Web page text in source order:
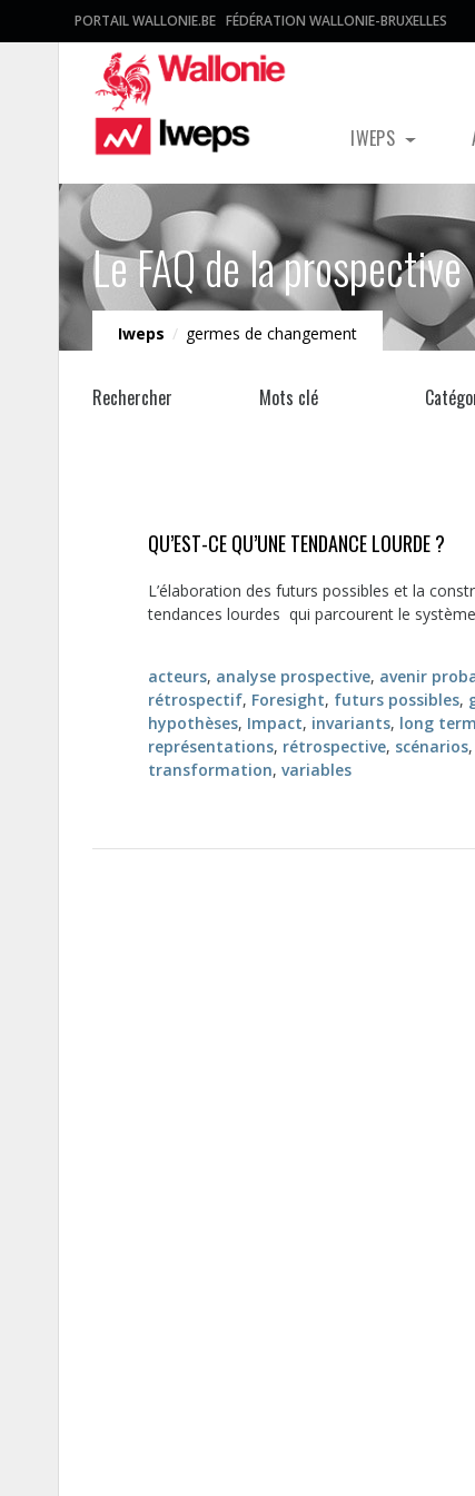
PORTAIL WALLONIE.BE FÉDÉRATION WALLONIE-BRUXELLES
IWEPS
Le FAQ de la prospective
Iweps / germes de changement
Rechercher Mots clé
QU’EST-CE QU’UNE TENDANCE LOURDE ?
L’élaboration des futurs possibles et la
tendances lourdes qui parcourent le
acteurs, analyse prospective, avenir
rétrospectif, Foresight, futurs possibles,
hypothèses, Impact, invariants, long
représentations, rétrospective, scénarios,
transformation, variables